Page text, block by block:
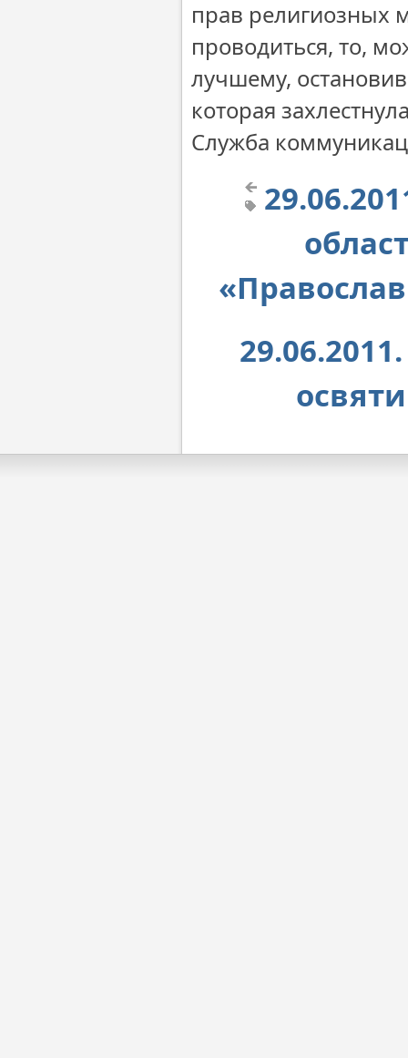
прав религиозных
проводиться, то,
лучшему,
которая
Служба